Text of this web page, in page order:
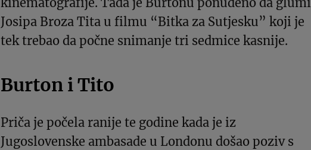
Josipa Broza Tita u filmu “Bitka za Sutjesku” koji je
tek trebao da počne snimanje tri sedmice kasnije.
Burton i Tito
Priča je počela ranije te godine kada je iz
Jugoslovenske ambasade u Londonu došao poziv s